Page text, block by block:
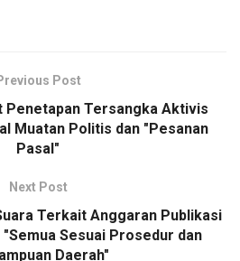
Post
Penetapan Tersangka Aktivis
Muatan Politis dan "Pesanan
Pasal"
Next Post
Terkait Anggaran Publikasi
Sesuai Prosedur dan
Daerah"